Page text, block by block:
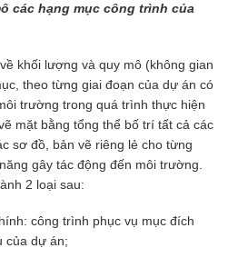
các hạng mục công trình của
khối lượng và quy mô (không gian
theo từng giai đoạn của dự án có
trường trong quá trình thực hiện
mặt bằng tổng thể bố trí tất cả các
sơ đồ, bản vẽ riêng lẻ cho từng
gây tác động đến môi trường.
2 loại sau:
công trình phục vụ mục đích
của dự án;